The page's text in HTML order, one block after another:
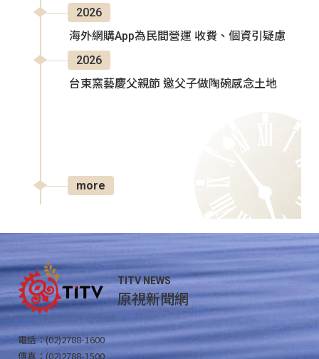
2026
海外網購App為民間營運 收費、個資引疑慮
2026
台東窯藝慶父親節 邀父子做陶碗感念土地
more
TITV NEWS
原視新聞網
電話：(02)2788-1600
傳真：(02)2788-1500